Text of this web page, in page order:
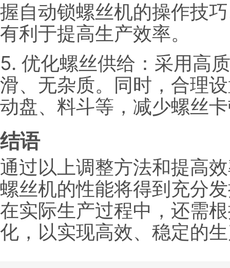
握自动锁螺丝机的操作技
有利于提高生产效率。
5. 优化螺丝供给：采用高
滑、无杂质。同时，合理
动盘、料斗等，减少螺丝
结语
通过以上调整方法和提高
螺丝机的性能将得到充分
在实际生产过程中，还需
化，以实现高效、稳定的